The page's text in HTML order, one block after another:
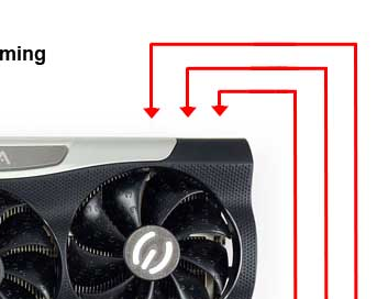
záležitostí, jak by se na první pohled mohlo zdát.
jen z jednoho jediného místa, ale hnedle z